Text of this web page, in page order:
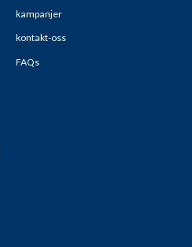
kampanjer
kontakt-oss
FAQs